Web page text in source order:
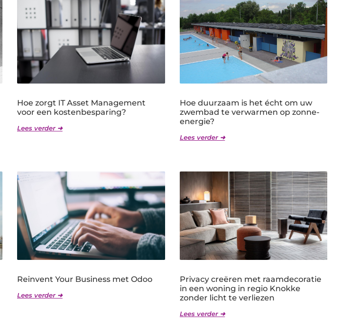
Hoe zorgt IT Asset Management
voor een kostenbesparing?
Lees verder ➜
Hoe duurzaam is het écht om uw
zwembad te verwarmen op zonne-
energie?
Lees verder ➜
Reinvent Your Business met Odoo
Lees verder ➜
Privacy creëren met raamdecoratie
in een woning in regio Knokke
zonder licht te verliezen
Lees verder ➜